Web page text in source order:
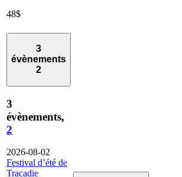
48$
3
évènements
2
3
évènements,
2
2026-08-02
Festival d’été de
Tracadie